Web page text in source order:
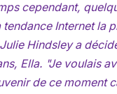
cependant,
Internet la
Hindsley a
Ella. "Je voulais
de ce moment